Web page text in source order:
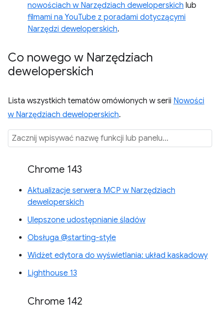
nowościach w Narzędziach deweloperskich lub
filmami na YouTube z poradami dotyczącymi
Narzędzi deweloperskich.
Co nowego w Narzędziach
deweloperskich
Lista wszystkich tematów omówionych w serii Nowości
w Narzędziach deweloperskich.
Chrome 143
Aktualizacje serwera MCP w Narzędziach
deweloperskich
Ulepszone udostępnianie śladów
Obsługa @starting-style
Widżet edytora do wyświetlania: układ kaskadowy
Lighthouse 13
Chrome 142